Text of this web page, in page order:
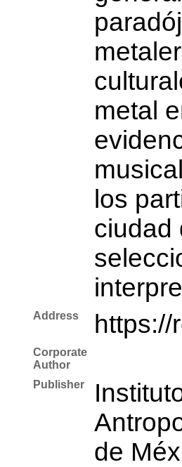
metal
los
ciudad
Address https://
Corporate
Author
Publisher
de